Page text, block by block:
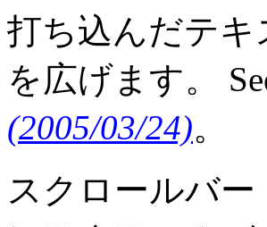
打ち込んだテ
を広げます。
(2005/03/24)。
スクロールバ